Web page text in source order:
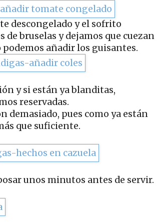
descongelado y el sofrito
de bruselas y dejamos que cuezan
añadir los guisantes.
y si están ya blanditas,
reservadas.
demasiado, pues como ya están
que suficiente.
unos minutos antes de servir.